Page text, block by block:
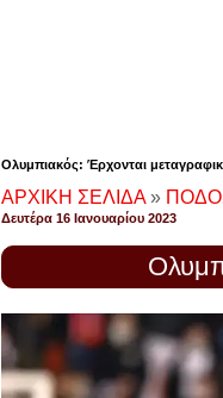
Ολυμπιακός: Έρχονται
ΑΡΧΙΚΗ ΣΕΛΙΔΑ»
Δευτέρα 16 Ιανουαρίου 2023